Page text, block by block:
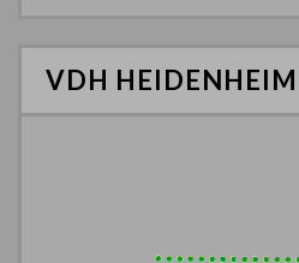
VDH HEIDENHEIM